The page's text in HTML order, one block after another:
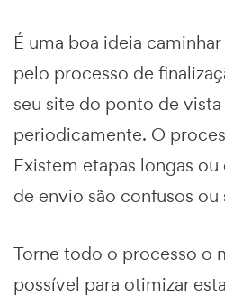
É uma boa ideia
pelo processo de
seu site do ponto de
periodicamente. O
Existem etapas longas
de envio são confusos
Torne todo o processo o
possível para otimizar